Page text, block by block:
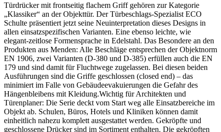
Türdrücker mit frontseitig flachem Griff gehören zur Kategorie
„Klassiker“ an der Objekttür. Der Türbeschlags-Spezialist ECO
Schulte präsentiert jetzt seine Neuinterpretation dieses Designs in
allen einsatzspezifischen Varianten. Eine ebenso leichte, wie
elegant-zeitlose Formensprache in Edelstahl. Das Besondere an den
Produkten aus Menden: Alle Beschläge entsprechen der Objektnorm
EN 1906, zwei Varianten (D-380 und D-385) erfüllen auch die EN
179 und sind damit für Fluchtwege zugelassen. Bei diesen beiden
Ausführungen sind die Griffe geschlossen (closed end) – das
minimiert im Falle von Gebäudeevakuierungen die Gefahr des
Hängenbleibens mit Kleidung.Wichtig für Architekten und
Türenplaner: Die Serie deckt vom Start weg alle Einsatzbereiche im
Objekt ab. Schulen, Büros, Hotels und Kliniken können damit
einheitlich nahezu komplett ausgestattet werden. Gekröpfte und
geschlossene Drücker sind im Sortiment enthalten. Die gekröpften